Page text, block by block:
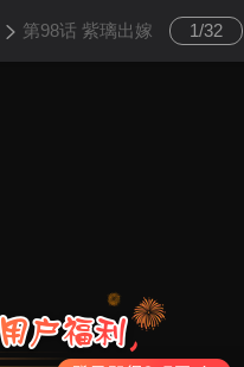
第98话 紫璃出嫁 1/32